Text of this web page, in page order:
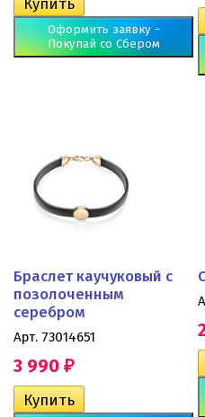
Оформить заявку -
Покупай со Сбером
Браслет каучуковый с
позолоченным
серебром
Арт. 73014651
3 990 ₽